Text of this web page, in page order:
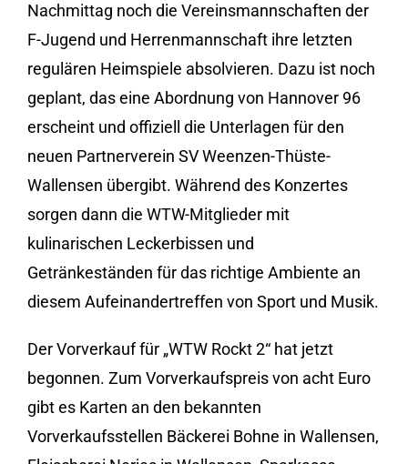
Nachmittag noch die Vereinsmannschaften der
F-Jugend und Herrenmannschaft ihre letzten
regulären Heimspiele absolvieren. Dazu ist noch
geplant, das eine Abordnung von Hannover 96
erscheint und offiziell die Unterlagen für den
neuen Partnerverein SV Weenzen-Thüste-
Wallensen übergibt. Während des Konzertes
sorgen dann die WTW-Mitglieder mit
kulinarischen Leckerbissen und
Getränkeständen für das richtige Ambiente an
diesem Aufeinandertreffen von Sport und Musik.
Der Vorverkauf für „WTW Rockt 2“ hat jetzt
begonnen. Zum Vorverkaufspreis von acht Euro
gibt es Karten an den bekannten
Vorverkaufsstellen Bäckerei Bohne in Wallensen,